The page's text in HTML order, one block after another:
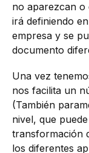
no aparezcan o
irá definiendo
empresa y se
documento
Una vez
nos facilita un
(También
nivel, que
transformación
los diferentes